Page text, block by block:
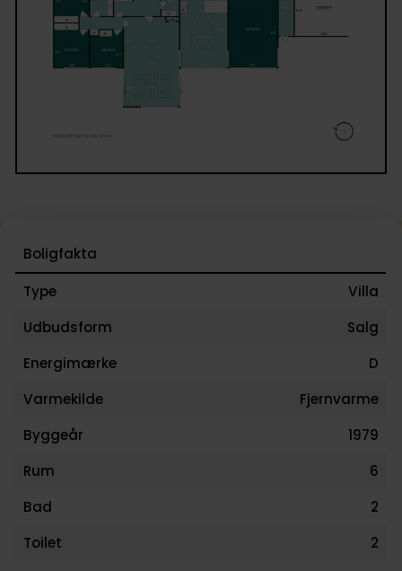
planløsninger og tidløse arkitektur – her løftet til
nutidig luksus gennem en nænsom og gennemført
renovering.
der ønsker ro, eksklusivitet og en attraktiv
Boligfakta
Type
Villa
Udbudsform
Salg
Energimærke
D
Varmekilde
Fjernvarme
Byggeår
1979
Rum
6
Bad
2
Toilet
2